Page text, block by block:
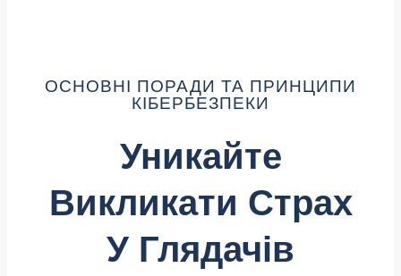
ОСНОВНІ ПОРАДИ ТА ПРИНЦИПИ
КІБЕРБЕЗПЕКИ
Уникайте
Викликати Страх
У Глядачів